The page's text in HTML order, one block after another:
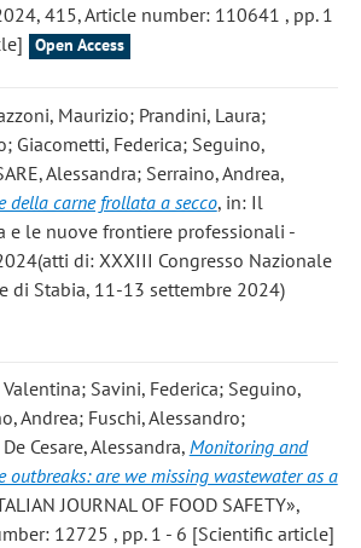
415, Article number: 110641 , pp. 1
Open Access
Maurizio; Prandini, Laura;
Giacometti, Federica; Seguino,
Alessandra; Serraino, Andrea,
della carne frollata a secco, in: Il
e le nuove frontiere professionali -
di: XXXIII Congresso Nazionale
di Stabia, 11-13 settembre 2024)
Savini, Federica; Seguino,
Andrea; Fuschi, Alessandro;
Cesare, Alessandra, Monitoring and
outbreaks: are we missing wastewater as a
JOURNAL OF FOOD SAFETY»,
12725 , pp. 1 - 6 [Scientific article]